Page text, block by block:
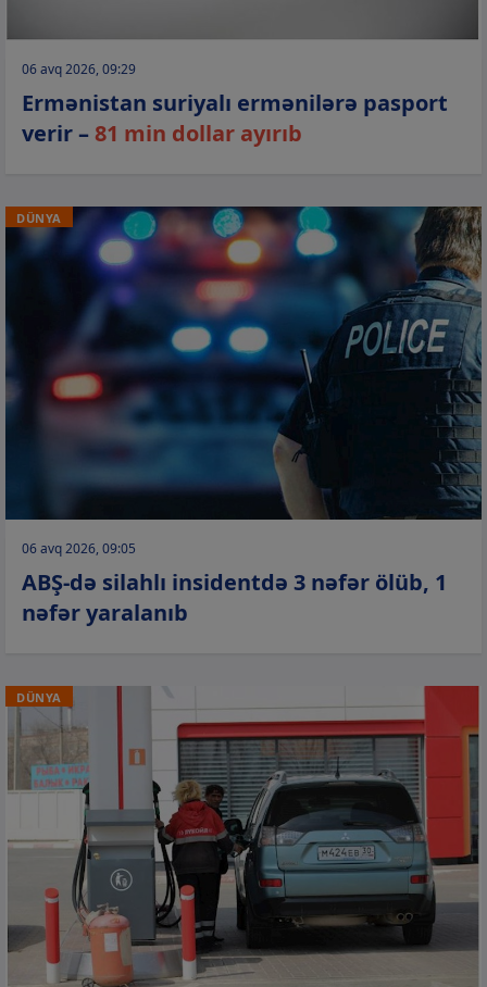
06 avq 2026, 09:29
Ermənistan suriyalı ermənilərə pasport
verir –81 min dollar ayırıb
DÜNYA
06 avq 2026, 09:05
ABŞ-də silahlı insidentdə 3 nəfər ölüb, 1
nəfər yaralanıb
DÜNYA